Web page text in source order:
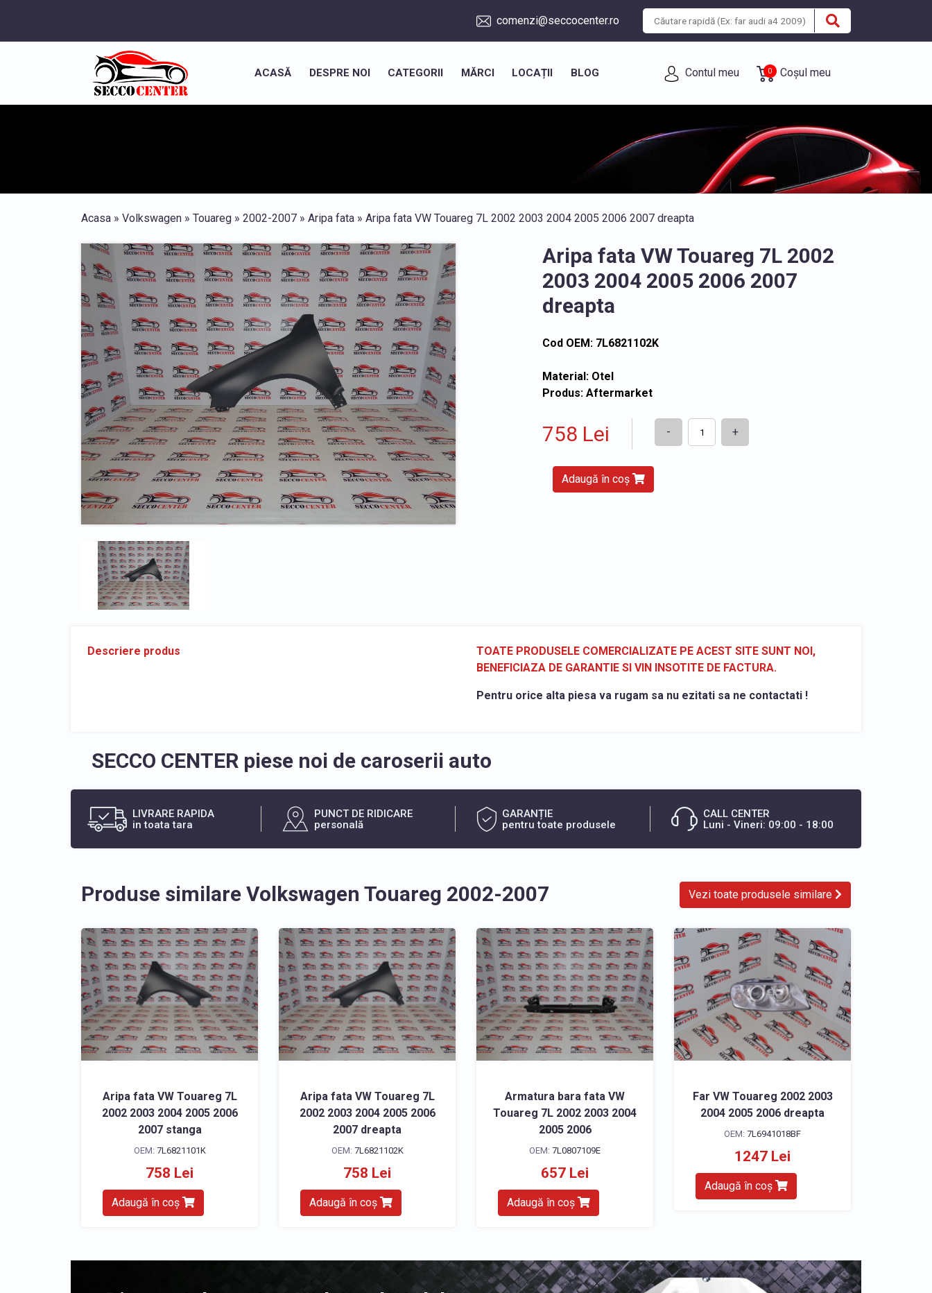
comenzi@seccocenter.ro
ACASĂ DESPRE NOI CATEGORII MĂRCI LOCAȚII BLOG Contul meu 0 Coșul meu
Acasa » Volkswagen » Touareg » 2002-2007 » Aripa fata » Aripa fata VW Touareg 7L 2002 2003 2004 2005 2006 2007 dreapta
Aripa fata VW Touareg 7L 2002
2003 2004 2005 2006 2007
dreapta
Cod OEM: 7L6821102K
Material: Otel
Produs: Aftermarket
758 Lei - +
Adaugă în coș
Descriere produs
TOATE PRODUSELE COMERCIALIZATE PE ACEST SITE SUNT NOI,
BENEFICIAZA DE GARANTIE SI VIN INSOTITE DE FACTURA.
Pentru orice alta piesa va rugam sa nu ezitati sa ne contactati !
SECCO CENTER piese noi de caroserii auto
LIVRARE RAPIDA
in toata tara
PUNCT DE RIDICARE
personală
GARANȚIE
pentru toate produsele
CALL CENTER
Luni - Vineri: 09:00 - 18:00
Produse similare Volkswagen Touareg 2002-2007 Vezi toate produsele similare
Aripa fata VW Touareg 7L
2002 2003 2004 2005 2006
2007 stanga
OEM: 7L6821101K
758 Lei
Adaugă în coș
Aripa fata VW Touareg 7L
2002 2003 2004 2005 2006
2007 dreapta
OEM: 7L6821102K
758 Lei
Adaugă în coș
Armatura bara fata VW
Touareg 7L 2002 2003 2004
2005 2006
OEM: 7L0807109E
657 Lei
Adaugă în coș
Far VW Touareg 2002 2003
2004 2005 2006 dreapta
OEM: 7L6941018BF
1247 Lei
Adaugă în coș